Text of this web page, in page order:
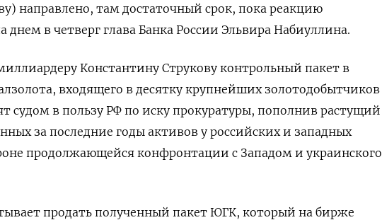
направлено, там достаточный срок, пока реакцию
днем в четверг глава Банка России Эльвира Набиуллина.
Константину Струкову контрольный пакет в
входящего в десятку крупнейших золотодобытчиков
судом в пользу РФ по иску прокуратуры, пополнив растущий
за последние годы активов у российских и западных
продолжающейся конфронтации с Западом и украинского
продать полученный пакет ЮГК, который на бирже